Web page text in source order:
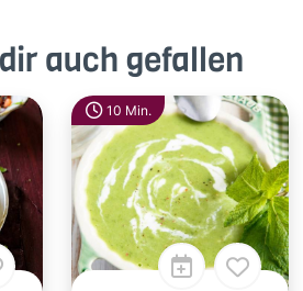
auch gefallen
10 Min.